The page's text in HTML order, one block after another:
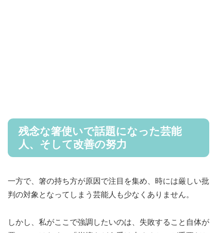
残念な箸使いで話題になった芸能
人、そして改善の努力
一方で、箸の持ち方が原因で注目を集め、時には厳しい批
判の対象となってしまう芸能人も少なくありません。
しかし、私がここで強調したいのは、失敗すること自体が